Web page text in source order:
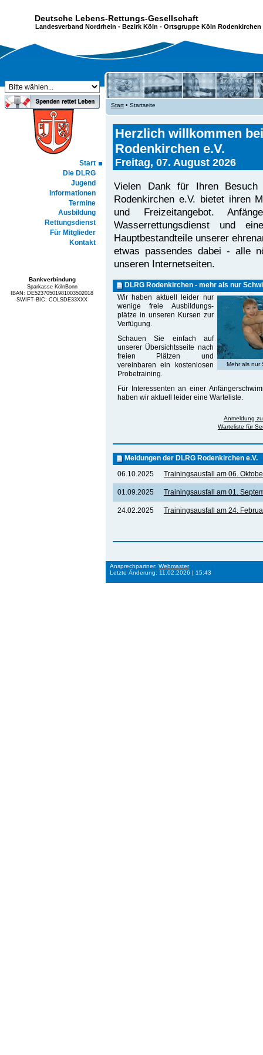
Deutsche Lebens-Rettungs-Gesellschaft
Landesverband Nordrhein - Bezirk Köln - Ortsgruppe Köln Rodenkirchen
Start
Die DLRG
Jugend
Informationen
Termine
Ausbildung
Rettungsdienst
Für Mitglieder
Kontakt
Bankverbindung
Sparkasse KölnBonn
IBAN: DE52370501981003502018
SWIFT-BIC: COLSDE33XXX
Start• Startseite
Herzlich willkommen
Rodenkirchen e.V.
Freitag, 07. August 2026
Vielen Dank für Ihren Besuch
Rodenkirchen e.V. bietet ihren
und Freizeitangebot.
Wasserrettungsdienst und
Hauptbestandteile unserer
etwas passendes dabei - alle
unseren Internetseiten.
DLRG Rodenkirchen - mehr als nur
Mehr als nur
Wir haben aktuell leider nur
wenige freie Ausbildungs­
plätze in unseren Kursen zur
Verfügung.
Schauen Sie einfach auf
unserer Übersichtsseite nach
freien Plätzen und
vereinbaren ein kostenlosen
Probetraining.
Für Interessenten an einer
haben wir aktuell leider eine Warteliste.
Anmeldung
Warteliste für
Meldungen der DLRG Rodenkirchen e.V.
06.10.2025
Trainingsausfall am 06.
01.09.2025 Trainingsausfall am 01.
24.02.2025 Trainingsausfall am 24.
Ansprechpartner:Webmaster
Letzte Änderung: 11.02.2026 | 15:43